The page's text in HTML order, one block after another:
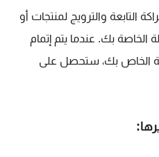
التابعة والترويج لمنتجات أو
الخاصة بك. عندما يتم إتمام
الخاص بك، ستحصل على